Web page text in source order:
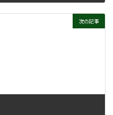
次の記事